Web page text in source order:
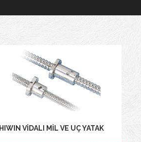
HIWIN VİDALI MİL VE UÇ YATAK